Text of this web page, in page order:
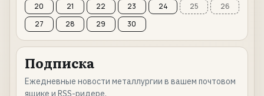
20
21 22 23 24 25
26
27
28 29 30
Подписка
Ежедневные новости металлургии в вашем почтовом
ящике и RSS-ридере.